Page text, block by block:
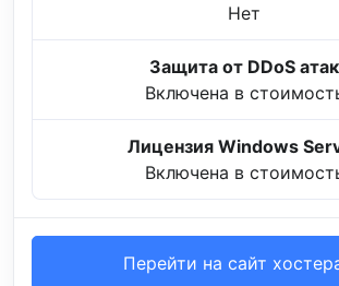
Нет
Защита от DDoS атак
Включена в
Лицензия Windows
Включена в
Перейти на сайт